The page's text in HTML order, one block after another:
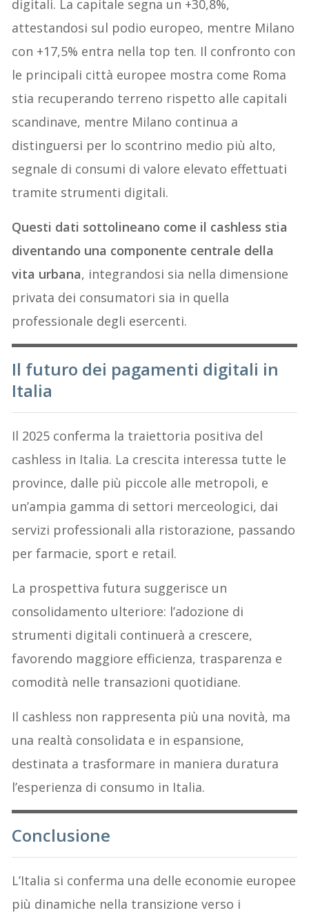
digitali. La capitale segna un +30,8%,
attestandosi sul podio europeo, mentre Milano
con +17,5% entra nella top ten. Il confronto con
le principali città europee mostra come Roma
stia recuperando terreno rispetto alle capitali
scandinave, mentre Milano continua a
distinguersi per lo scontrino medio più alto,
segnale di consumi di valore elevato effettuati
tramite strumenti digitali.
Questi dati sottolineano come il cashless stia
diventando una componente centrale della
vita urbana, integrandosi sia nella dimensione
privata dei consumatori sia in quella
professionale degli esercenti.
Il futuro dei pagamenti digitali in
Italia
Il 2025 conferma la traiettoria positiva del
cashless in Italia. La crescita interessa tutte le
province, dalle più piccole alle metropoli, e
un’ampia gamma di settori merceologici, dai
servizi professionali alla ristorazione, passando
per farmacie, sport e retail.
La prospettiva futura suggerisce un
consolidamento ulteriore: l’adozione di
strumenti digitali continuerà a crescere,
favorendo maggiore efficienza, trasparenza e
comodità nelle transazioni quotidiane.
Il cashless non rappresenta più una novità, ma
una realtà consolidata e in espansione,
destinata a trasformare in maniera duratura
l’esperienza di consumo in Italia.
Conclusione
L’Italia si conferma una delle economie europee
più dinamiche nella transizione verso i